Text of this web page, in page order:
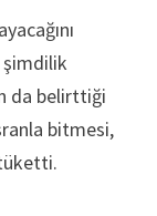
şimdilik
da belirttiği
bitmesi,